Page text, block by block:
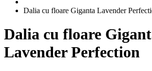
Dalia cu floare Giganta Lavender
Dalia cu floare
Lavender Perfection